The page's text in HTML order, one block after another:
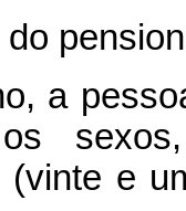
a
(vinte e